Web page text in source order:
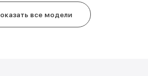
все модели